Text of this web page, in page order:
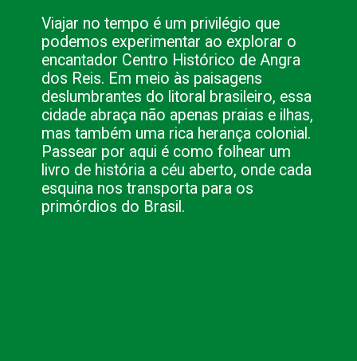
Viajar no tempo é um privilégio que
podemos experimentar ao explorar o
encantador Centro Histórico de Angra
dos Reis. Em meio às paisagens
deslumbrantes do litoral brasileiro, essa
cidade abraça não apenas praias e ilhas,
mas também uma rica herança colonial.
Passear por aqui é como folhear um
livro de história a céu aberto, onde cada
esquina nos transporta para os
primórdios do Brasil.